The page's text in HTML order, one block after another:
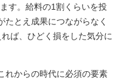
す。給料の1割くらいを投
たとえ成果につながらなく
ば、ひどく損をした気分に
れからの時代に必須の要素